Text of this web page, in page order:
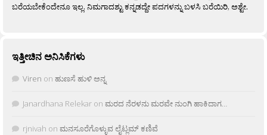
ಬರೆಯಬೇಕೆಂದೇನೂ ಇಲ್ಲ. ನಿಮಗಾದಶ್ಟು ಕನ್ನಡದ್ದೇ ಪದಗಳನ್ನು ಬಳಸಿ ಬರೆಯಿರಿ, ಅಶ್ಟೇ.
ಇತ್ತೀಚಿನ ಅನಿಸಿಕೆಗಳು
Viren on ಹುಣಸೆ ಹುಳಿ ಅನ್ನ
Janardhana Relekar on ಮರದ ನೆರಳನು ಮರವೇ ನುಂಗಿ ಹಾಕಿದಾಗ…
rjnivah on ಮನಸೂರೆಗೊಳ್ಳುವ ಲೈಟ್ಲಮ್ ಕಣಿವೆ